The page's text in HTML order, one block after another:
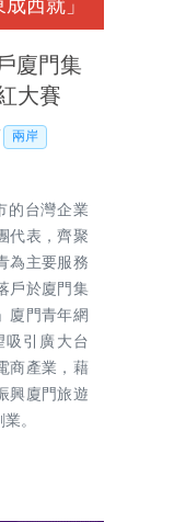
成西就」
廈門集
大賽
兩岸
的台灣企業
代表，齊聚
為主要服務
戶於廈門集
廈門青年網
吸引廣大台
商產業，藉
興廈門旅遊
。